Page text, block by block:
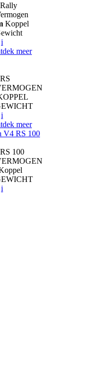
Koppel
i
meer
i
meer
V4 RS 100
100
i